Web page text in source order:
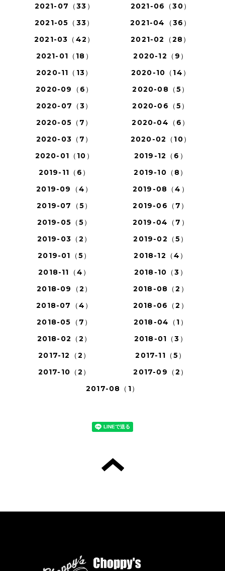
2021-07（33）
2021-06（30）
2021-05（33）
2021-04（36）
2021-03（42）
2021-02（28）
2021-01（18）
2020-12（9）
2020-11（13）
2020-10（14）
2020-09（6）
2020-08（5）
2020-07（3）
2020-06（5）
2020-05（7）
2020-04（6）
2020-03（7）
2020-02（10）
2020-01（10）
2019-12（6）
2019-11（6）
2019-10（8）
2019-09（4）
2019-08（4）
2019-07（5）
2019-06（7）
2019-05（5）
2019-04（7）
2019-03（2）
2019-02（5）
2019-01（5）
2018-12（4）
2018-11（4）
2018-10（3）
2018-09（2）
2018-08（2）
2018-07（4）
2018-06（2）
2018-05（7）
2018-04（1）
2018-02（2）
2018-01（3）
2017-12（2）
2017-11（5）
2017-10（2）
2017-09（2）
2017-08（1）